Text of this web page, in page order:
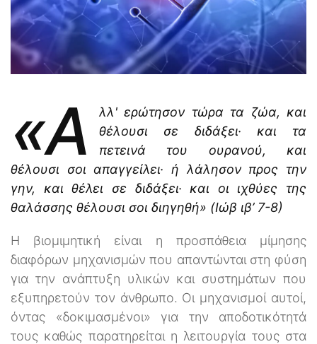
«Α
λλ' ερώτησον τώρα τα ζώα, και
θέλουσι σε διδάξει· και τα
πετεινά του ουρανού, και
θέλουσι σοι απαγγείλει· ή λάλησον προς την
γην, και θέλει σε διδάξει· και οι ιχθύες της
θαλάσσης θέλουσι σοι διηγηθή» (Ιώβ ιβ’ 7-8)
Η βιομιμητική είναι η προσπάθεια μίμησης
διαφόρων μηχανισμών που απαντώνται στη φύση
για την ανάπτυξη υλικών και συστημάτων που
εξυπηρετούν τον άνθρωπο. Οι μηχανισμοί αυτοί,
όντας «δοκιμασμένοι» για την αποδοτικότητά
τους καθώς παρατηρείται η λειτουργία τους στα